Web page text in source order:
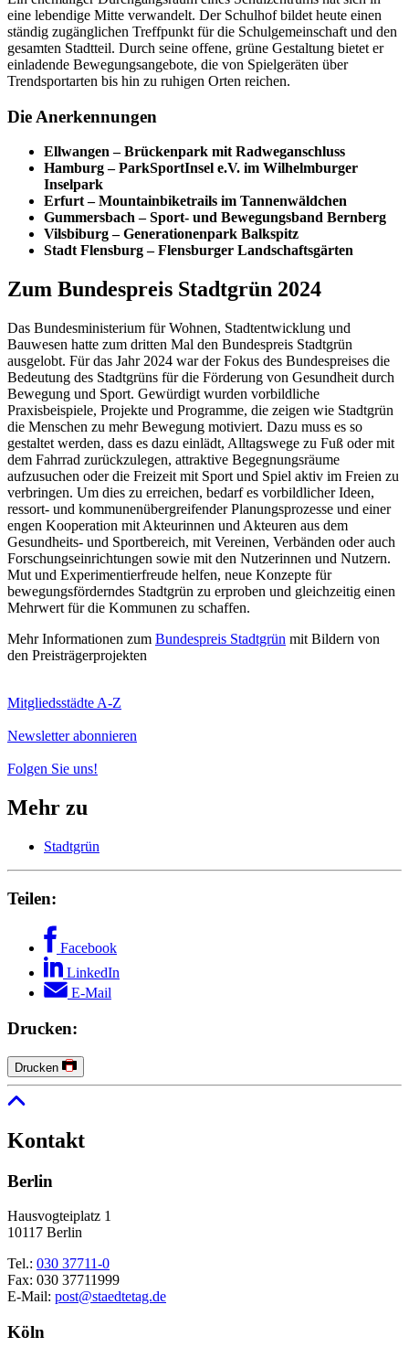
eine lebendige Mitte verwandelt. Der Schulhof bildet heute einen
ständig zugänglichen Treffpunkt für die Schulgemeinschaft und den
gesamten Stadtteil. Durch seine offene, grüne Gestaltung bietet er
einladende Bewegungsangebote, die von Spielgeräten über
Trendsportarten bis hin zu ruhigen Orten reichen.
Die Anerkennungen
Ellwangen – Brückenpark mit Radweganschluss
Hamburg – ParkSportInsel e.V. im Wilhelmburger
Inselpark
Erfurt – Mountainbiketrails im Tannenwäldchen
Gummersbach – Sport- und Bewegungsband Bernberg
Vilsbiburg – Generationenpark Balkspitz
Stadt Flensburg – Flensburger Landschaftsgärten
Zum Bundespreis Stadtgrün 2024
Das Bundesministerium für Wohnen, Stadtentwicklung und
Bauwesen hatte zum dritten Mal den Bundespreis Stadtgrün
ausgelobt. Für das Jahr 2024 war der Fokus des Bundespreises die
Bedeutung des Stadtgrüns für die Förderung von Gesundheit durch
Bewegung und Sport. Gewürdigt wurden vorbildliche
Praxisbeispiele, Projekte und Programme, die zeigen wie Stadtgrün
die Menschen zu mehr Bewegung motiviert. Dazu muss es so
gestaltet werden, dass es dazu einlädt, Alltagswege zu Fuß oder mit
dem Fahrrad zurückzulegen, attraktive Begegnungsräume
aufzusuchen oder die Freizeit mit Sport und Spiel aktiv im Freien zu
verbringen. Um dies zu erreichen, bedarf es vorbildlicher Ideen,
ressort- und kommunenübergreifender Planungsprozesse und einer
engen Kooperation mit Akteurinnen und Akteuren aus dem
Gesundheits- und Sportbereich, mit Vereinen, Verbänden oder auch
Forschungseinrichtungen sowie mit den Nutzerinnen und Nutzern.
Mut und Experimentierfreude helfen, neue Konzepte für
bewegungsförderndes Stadtgrün zu erproben und gleichzeitig einen
Mehrwert für die Kommunen zu schaffen.
Mehr Informationen zum Bundespreis Stadtgrün mit Bildern von
den Preisträgerprojekten
Mitgliedsstädte A-Z
Newsletter abonnieren
Folgen Sie uns!
Mehr zu
Stadtgrün
Teilen:
Facebook
LinkedIn
E-Mail
Drucken:
Drucken
Kontakt
Berlin
Hausvogteiplatz 1
10117 Berlin
Tel.: 030 37711-0
Fax: 030 37711999
E-Mail: post@staedtetag.de
Köln